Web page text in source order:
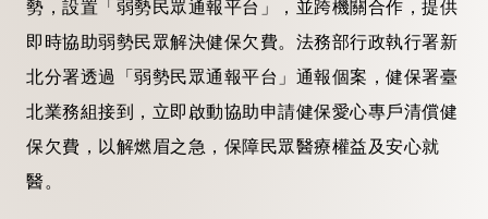
勢，設置「弱勢民眾通報平台」，並跨機關合作，提供
即時協助弱勢民眾解決健保欠費。法務部行政執行署新
北分署透過「弱勢民眾通報平台」通報個案，健保署臺
北業務組接到，立即啟動協助申請健保愛心專戶清償健
保欠費，以解燃眉之急，保障民眾醫療權益及安心就
醫。